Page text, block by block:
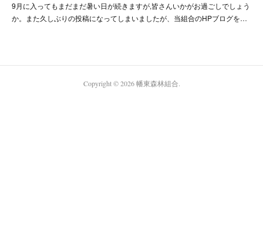
9月に入ってもまだまだ暑い日が続きますが,皆さんいかがお過ごしでしょう
か。また久しぶりの投稿になってしまいましたが、当組合のHPブログを…
Copyright ©2026 幡東森林組合.